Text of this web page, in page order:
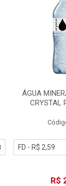
ÁGUA
CRYSTAL
R$